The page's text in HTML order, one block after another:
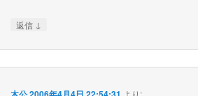
返信 ↓
より: